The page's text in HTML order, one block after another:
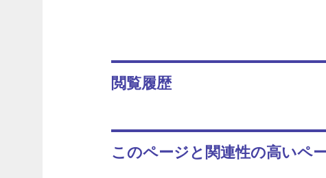
閲覧履歴
このページと関連性の高いペ